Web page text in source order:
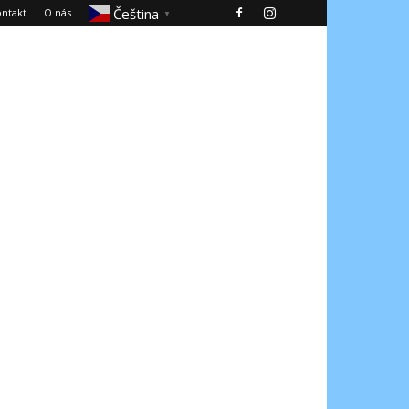
O nás Čeština‎ ▼